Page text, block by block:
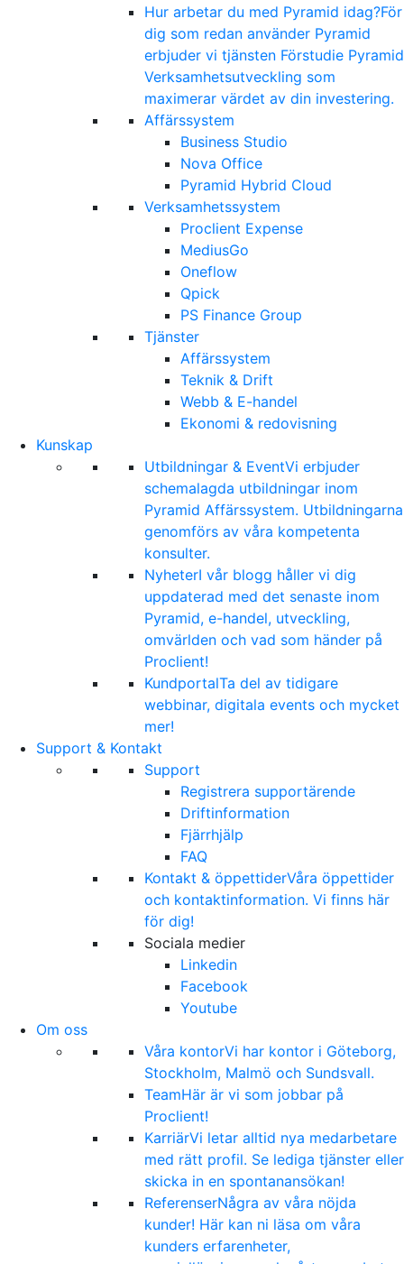
Hur arbetar du med Pyramid idag?För
dig som redan använder Pyramid
erbjuder vi tjänsten Förstudie Pyramid
Verksamhetsutveckling som
maximerar värdet av din investering.
Affärssystem
Business Studio
Nova Office
Pyramid Hybrid Cloud
Verksamhetssystem
Proclient Expense
MediusGo
Oneflow
Qpick
PS Finance Group
Tjänster
Affärssystem
Teknik & Drift
Webb & E-handel
Ekonomi & redovisning
Kunskap
Utbildningar & EventVi erbjuder
schemalagda utbildningar inom
Pyramid Affärssystem. Utbildningarna
genomförs av våra kompetenta
konsulter.
NyheterI vår blogg håller vi dig
uppdaterad med det senaste inom
Pyramid, e-handel, utveckling,
omvärlden och vad som händer på
Proclient!
KundportalTa del av tidigare
webbinar, digitala events och mycket
mer!
Support & Kontakt
Support
Registrera supportärende
Driftinformation
Fjärrhjälp
FAQ
Kontakt & öppettiderVåra öppettider
och kontaktinformation. Vi finns här
för dig!
Sociala medier
Linkedin
Facebook
Youtube
Om oss
Våra kontorVi har kontor i Göteborg,
Stockholm, Malmö och Sundsvall.
TeamHär är vi som jobbar på
Proclient!
KarriärVi letar alltid nya medarbetare
med rätt profil. Se lediga tjänster eller
skicka in en spontanansökan!
ReferenserNågra av våra nöjda
kunder! Här kan ni läsa om våra
kunders erfarenheter,